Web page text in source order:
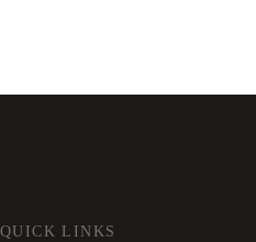
QUICK LINKS